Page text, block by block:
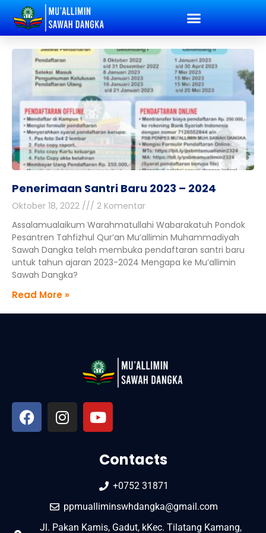
Penerimaan Santri Baru 2023 – 2024
Oktober 18, 2022
2 Komentar
Assalamualaikum Warahmatullahi Wabarakatuh Pondok
Pesantren Tahfizhul Qur’an Mu’allimin Muhammadiyah
Sawah Dangka telah membuka pendaftaran santri baru
untuk tahun ajaran 2023-2024 Mengapa ke Mu’allimin
Sawah Dangka?
Read More »
Contacts
+0752 31871
ppmualliminswhdangka@gmail.com
Jl. Pakan Kamis, Gadut, kKec. Tilatang Kamang,